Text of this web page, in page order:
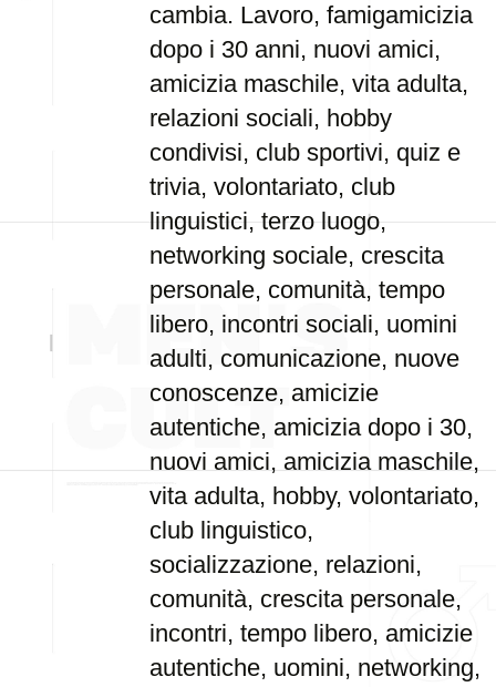
cambia. Lavoro, famigamicizia
dopo i 30 anni, nuovi amici,
amicizia maschile, vita adulta,
relazioni sociali, hobby
condivisi, club sportivi, quiz e
trivia, volontariato, club
linguistici, terzo luogo,
networking sociale, crescita
personale, comunità, tempo
libero, incontri sociali, uomini
adulti, comunicazione, nuove
conoscenze, amicizie
autentiche, amicizia dopo i 30,
nuovi amici, amicizia maschile,
vita adulta, hobby, volontariato,
club linguistico,
socializzazione, relazioni,
comunità, crescita personale,
incontri, tempo libero, amicizie
autentiche, uomini, networking,